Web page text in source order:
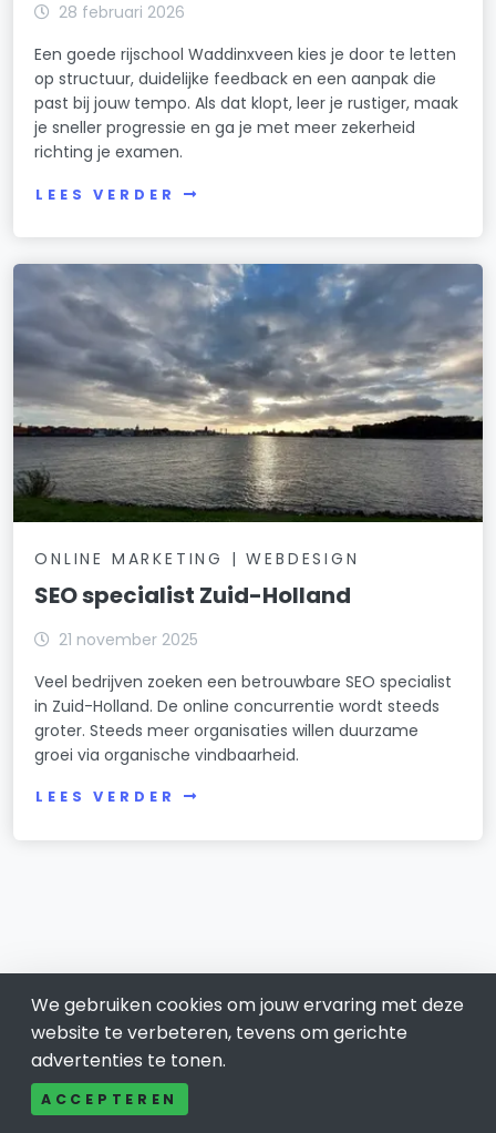
28 februari 2026
Een goede rijschool Waddinxveen kies je door te letten
op structuur, duidelijke feedback en een aanpak die
past bij jouw tempo. Als dat klopt, leer je rustiger, maak
je sneller progressie en ga je met meer zekerheid
richting je examen.
LEES VERDER
ONLINE MARKETING | WEBDESIGN
SEO specialist Zuid-Holland
21 november 2025
Veel bedrijven zoeken een betrouwbare SEO specialist
in Zuid-Holland. De online concurrentie wordt steeds
groter. Steeds meer organisaties willen duurzame
groei via organische vindbaarheid.
LEES VERDER
Baren-drecht 031
We gebruiken cookies om jouw ervaring met deze
website te verbeteren, tevens om gerichte
advertenties te tonen.
ACCEPTEREN